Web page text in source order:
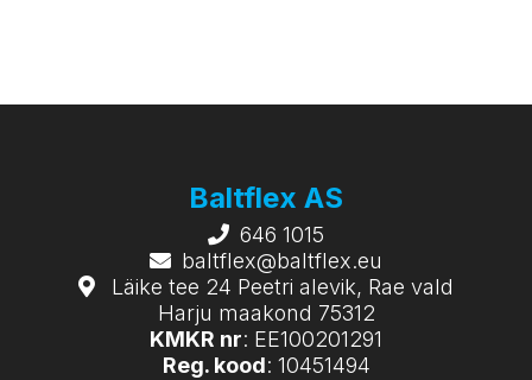
Baltflex AS
646 1015
baltflex@baltflex.eu
Läike tee 24 Peetri alevik, Rae vald
Harju maakond 75312
KMKR nr: EE100201291
Reg. kood: 10451494